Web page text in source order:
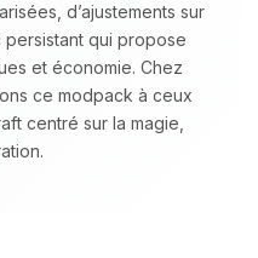
d’ajustements sur
persistant qui propose
et économie. Chez
ce modpack à ceux
centré sur la magie,